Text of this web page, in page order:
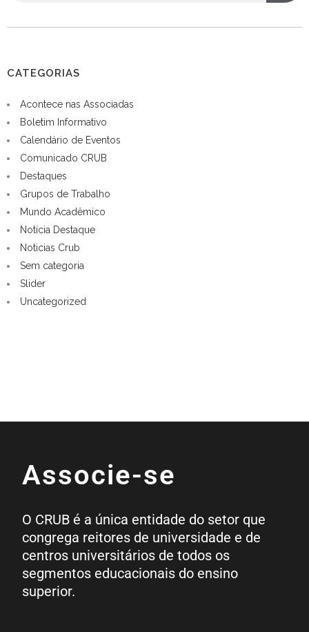
CATEGORIAS
Acontece nas Associadas
Boletim Informativo
Calendário de Eventos
Comunicado CRUB
Destaques
Grupos de Trabalho
Mundo Acadêmico
Notícia Destaque
Noticias Crub
Sem categoria
Slider
Uncategorized
Associe-se
O CRUB é a única entidade do setor que
congrega reitores de universidade e de
centros universitários de todos os
segmentos educacionais do ensino
superior.